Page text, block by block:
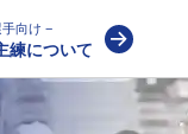
手向け −
練について